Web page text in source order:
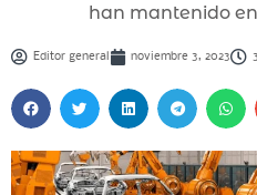
han mantenido
Editor general noviembre 3, 2023